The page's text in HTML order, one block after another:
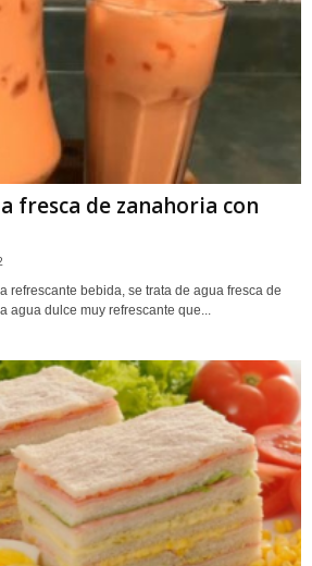
fresca de zanahoria con
refrescante bebida, se trata de agua fresca de
agua dulce muy refrescante que...